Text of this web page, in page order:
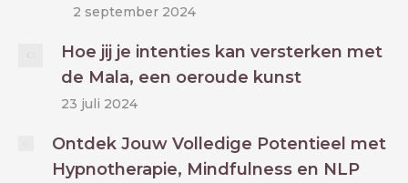
2 september 2024
Hoe jij je intenties kan versterken met
de Mala, een oeroude kunst
23 juli 2024
Ontdek Jouw Volledige Potentieel met
Hypnotherapie, Mindfulness en NLP